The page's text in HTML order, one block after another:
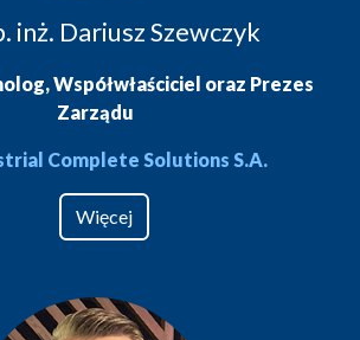
inż. Dariusz Szewczyk
Współwłaściciel oraz Prezes
Zarządu
Complete Solutions S.A.
Więcej